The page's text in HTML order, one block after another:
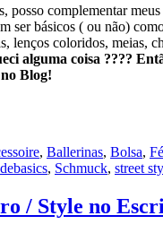
posso complementarmeus
ser básicos ( ou não)
lenços coloridos, meias,
alguma coisa ????
Blog!
, Ballerinas, Bolsa,
, Schmuck, street
/ Style no